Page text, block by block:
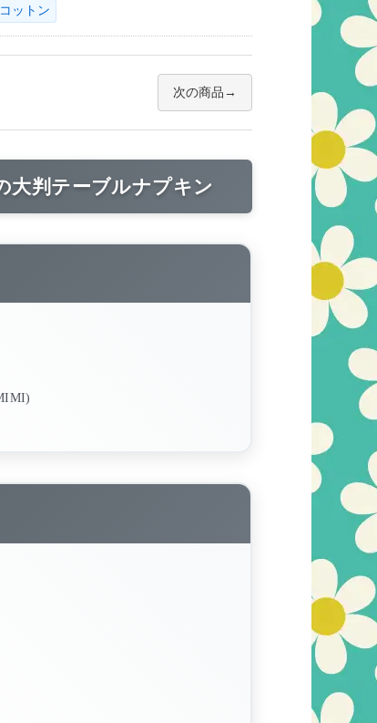
コットン
次の商品
大判テーブルナプキン